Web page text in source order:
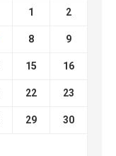
1 2
8 9
15 16
22 23
29 30